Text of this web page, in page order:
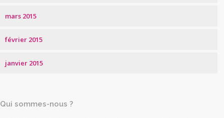
mars 2015
février 2015
janvier 2015
Qui sommes-nous ?